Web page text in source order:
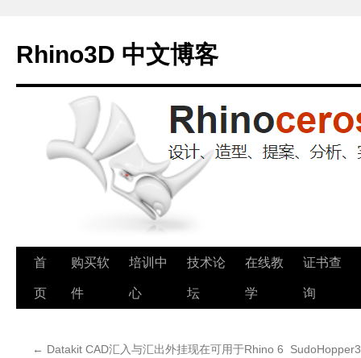
Rhino3D 中文博客
跳
至
首
页
购买软
件
培训中
心
技术论
坛
在线教
学
证书查
询
← Datakit CAD汇入与汇出外挂现在可用于Rhino 6